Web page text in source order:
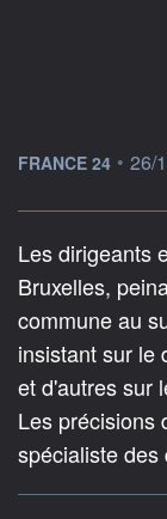
information
FRANCE 24 • 26/
Les dirigeants
Bruxelles,
commune au
insistant sur le
et d'autres sur
Les précisions
spécialiste des